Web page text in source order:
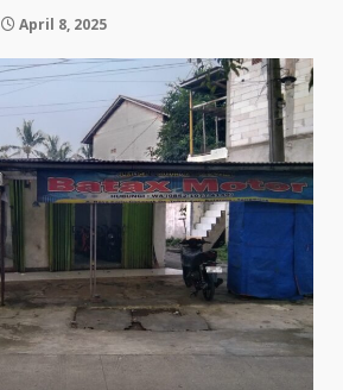
April 8, 2025